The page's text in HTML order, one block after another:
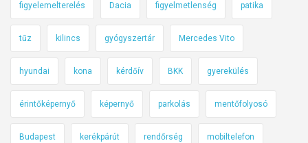
figyelemelterelés Dacia figyelmetlenség patika
tűz kilincs gyógyszertár Mercedes Vito
hyundai kona kérdőív BKK gyerekülés
érintőképernyő képernyő parkolás mentőfolyosó
Budapest kerékpárút rendőrség mobiltelefon